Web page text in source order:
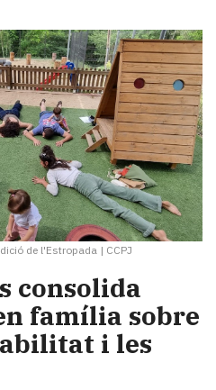
de l'Estropada | CCPJ
consolida
família sobre
i les